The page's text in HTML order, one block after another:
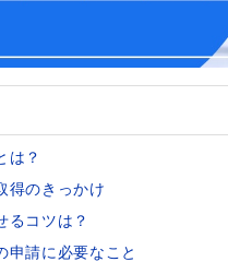
は？
得のきっかけ
るコツは？
申請に必要なこと